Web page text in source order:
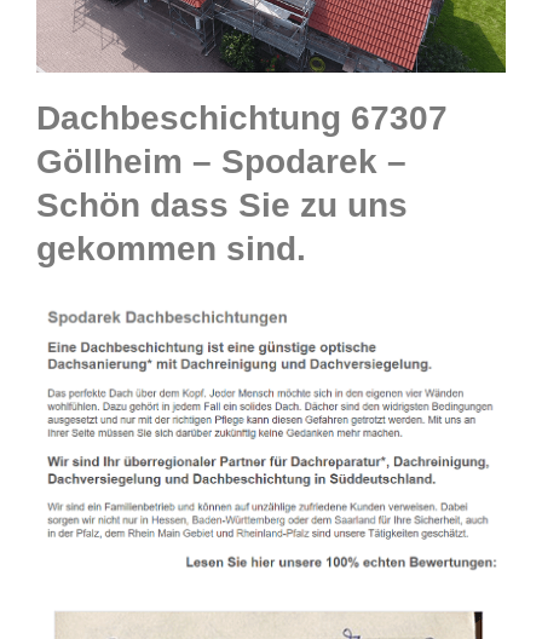
Dachbeschichtung 67307
Göllheim – Spodarek –
Schön dass Sie zu uns
gekommen sind.